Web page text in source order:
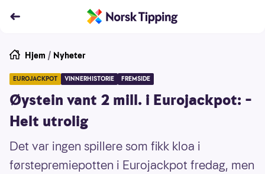
Hjem / Nyheter
EUROJACKPOT VINNERHISTORIE FREMSIDE
Øystein vant 2 mill. i Eurojackpot: –
Helt utrolig
Det var ingen spillere som fikk kloa i
førstepremiepotten i Eurojackpot fredag, men